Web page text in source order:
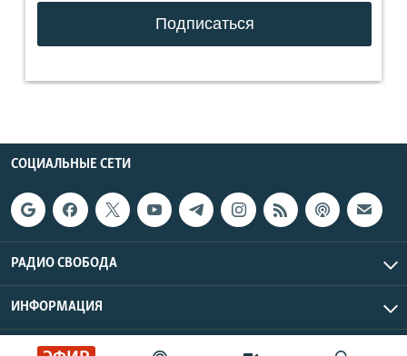
СОЦИАЛЬНЫЕ СЕТИ
РАДИО СВОБОДА
ИНФОРМАЦИЯ